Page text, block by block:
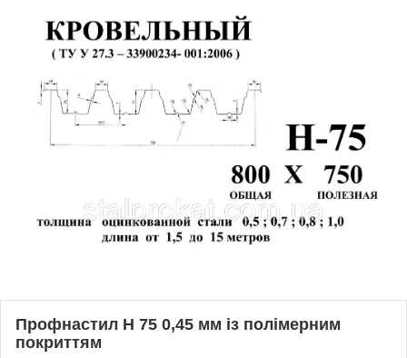
Профнастил Н 75 0,45 мм із полімерним
покриттям